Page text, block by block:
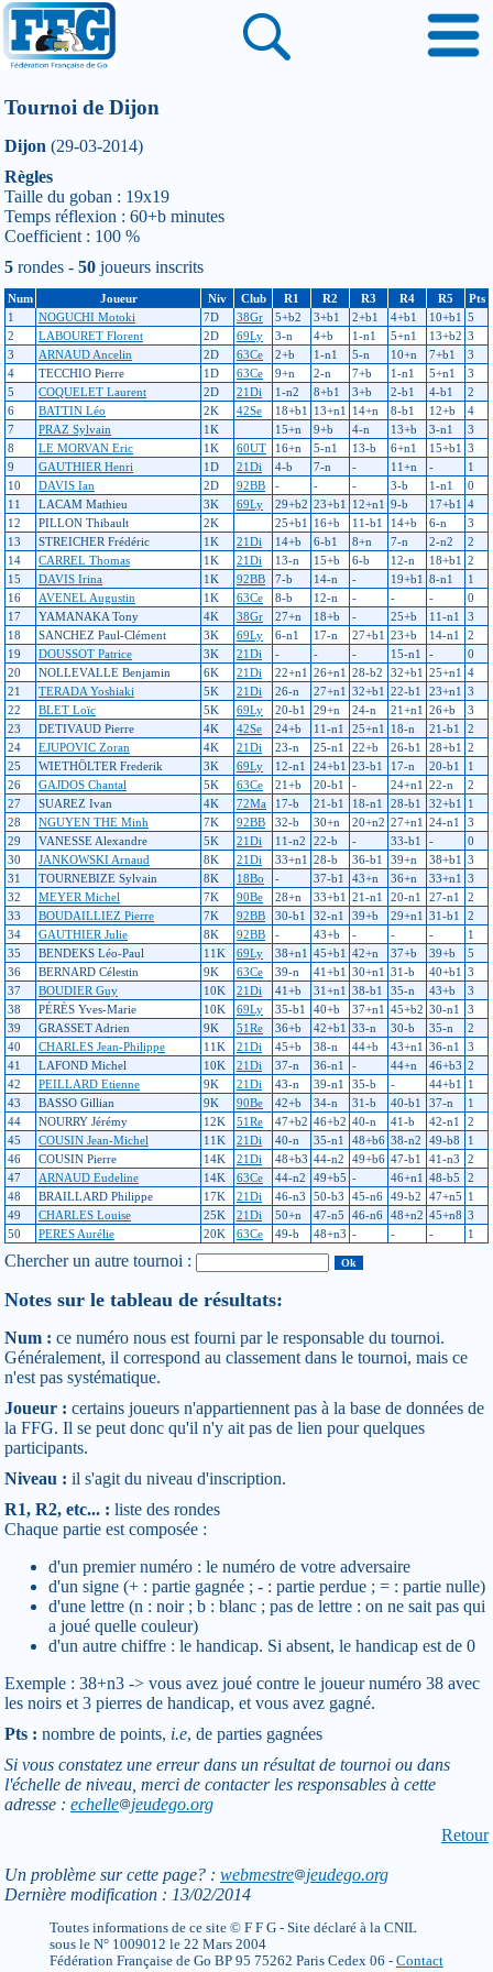
Tournoi de Dijon
Dijon (29-03-2014)
Règles
Taille du goban : 19x19
Temps réflexion : 60+b minutes
Coefficient : 100 %
5 rondes - 50 joueurs inscrits
Num Joueur Niv Club R1 R2 R3 R4 R5
Pts
1
NOGUCHI Motoki 7D 38Gr 5+b2 3+b1 2+b1 4+b1 10+b1 5
2
LABOURET Florent 2D 69Ly 3-n 4+b 1-n1 5+n1 13+b2 3
3
ARNAUD Ancelin 2D 63Ce 2+b 1-n1 5-n 10+n 7+b1
3
4
TECCHIO Pierre 1D 63Ce 9+n 2-n 7+b 1-n1 5+n1
3
5
COQUELET Laurent 2D 21Di 1-n2 8+b1 3+b 2-b1 4-b1
2
6
BATTIN Léo 2K 42Se 18+b1 13+n1 14+n 8-b1 12+b
4
7
PRAZ Sylvain 1K 15+n 9+b 4-n 13+b 3-n1
3
8
LE MORVAN Eric 1K 60UT 16+n 5-n1 13-b 6+n1 15+b1 3
9
GAUTHIER Henri 1D 21Di 4-b 7-n - 11+n -
1
10
DAVIS Ian 2D 92BB - - - 3-b 1-n1
0
11
LACAM Mathieu 3K 69Ly 29+b2 23+b1 12+n1 9-b 17+b1 4
12
PILLON Thibault 2K 25+b1 16+b 11-b1 14+b 6-n
3
13
STREICHER Frédéric 1K 21Di 14+b 6-b1 8+n 7-n 2-n2
2
14
CARREL Thomas 1K 21Di 13-n 15+b 6-b 12-n 18+b1 2
15
DAVIS Irina 1K 92BB 7-b 14-n - 19+b1 8-n1
1
16
AVENEL Augustin 1K 63Ce 8-b 12-n - - -
0
17
YAMANAKA Tony 4K 38Gr 27+n 18+b - 25+b 11-n1
3
18
SANCHEZ Paul-Clément 3K 69Ly 6-n1 17-n 27+b1 23+b 14-n1
2
19
DOUSSOT Patrice 3K 21Di - - - 15-n1 -
0
20
NOLLEVALLE Benjamin 6K 21Di 22+n1 26+n1 28-b2 32+b1 25+n1 4
21
TERADA Yoshiaki 5K 21Di 26-n 27+n1 32+b1 22-b1 23+n1 3
22
BLET Loïc 5K 69Ly 20-b1 29+n 24-n 21+n1 26+b
3
23
DETIVAUD Pierre 4K 42Se 24+b 11-n1 25+n1 18-n 21-b1
2
24
EJUPOVIC Zoran 4K 21Di 23-n 25-n1 22+b 26-b1 28+b1 2
25
WIETHÖLTER Frederik 3K 69Ly 12-n1 24+b1 23-b1 17-n 20-b1
1
26
GAJDOS Chantal 5K 63Ce 21+b 20-b1 - 24+n1 22-n
2
27
SUAREZ Ivan 4K 72Ma 17-b 21-b1 18-n1 28-b1 32+b1
1
28
NGUYEN THE Minh 7K 92BB 32-b 30+n 20+n2 27+n1 24-n1
3
29
VANESSE Alexandre 5K 21Di 11-n2 22-b - 33-b1 -
0
30
JANKOWSKI Arnaud 8K 21Di 33+n1 28-b 36-b1 39+n 38+b1 3
31
TOURNEBIZE Sylvain 8K 18Bo - 37-b1 43+n 36+n 33+n1 3
32
MEYER Michel 7K 90Be 28+n 33+b1 21-n1 20-n1 27-n1
2
33
BOUDAILLIEZ Pierre 7K 92BB 30-b1 32-n1 39+b 29+n1 31-b1
2
34
GAUTHIER Julie 8K 92BB - 43+b - - -
1
35
BENDEKS Léo-Paul 11K 69Ly 38+n1 45+b1 42+n 37+b 39+b
5
36
BERNARD Célestin 9K 63Ce 39-n 41+b1 30+n1 31-b 40+b1 3
37
BOUDIER Guy 10K 21Di 41+b 31+n1 38-b1 35-n 43+b
3
38
PÉRÈS Yves-Marie 10K 69Ly 35-b1 40+b 37+n1 45+b2 30-n1
3
39
GRASSET Adrien 9K 51Re 36+b 42+b1 33-n 30-b 35-n
2
40
CHARLES Jean-Philippe 11K 21Di 45+b 38-n 44+b 43+n1 36-n1
3
41
LAFOND Michel 10K 21Di 37-n 36-n1 - 44+n 46+b3 2
42
PEILLARD Etienne 9K 21Di 43-n 39-n1 35-b - 44+b1
1
43
BASSO Gillian 9K 90Be 42+b 34-n 31-b 40-b1 37-n
1
44
NOURRY Jérémy 12K 51Re 47+b2 46+b2 40-n 41-b 42-n1
2
45
COUSIN Jean-Michel 11K 21Di 40-n 35-n1 48+b6 38-n2 49-b8
1
46
COUSIN Pierre 14K 21Di 48+b3 44-n2 49+b6 47-b1 41-n3
2
47
ARNAUD Eudeline 14K 63Ce 44-n2 49+b5 - 46+n1 48-b5
2
48
BRAILLARD Philippe 17K 21Di 46-n3 50-b3 45-n6 49-b2 47+n5 1
49
CHARLES Louise 25K 21Di 50+n 47-n5 46-n6 48+n2 45+n8 3
50
PERES Aurélie 20K 63Ce 49-b 48+n3 - - - 1
Chercher un autre tournoi :
Notes sur le tableau de résultats:
Num : ce numéro nous est fourni par le responsable du tournoi.
Généralement, il correspond au classement dans le tournoi, mais ce
n'est pas systématique.
Joueur : certains joueurs n'appartiennent pas à la base de données de
la FFG. Il se peut donc qu'il n'y ait pas de lien pour quelques
participants.
Niveau : il s'agit du niveau d'inscription.
R1, R2, etc... : liste des rondes
Chaque partie est composée :
d'un premier numéro : le numéro de votre adversaire
d'un signe (+ : partie gagnée ; - : partie perdue ; = : partie nulle)
d'une lettre (n : noir ; b : blanc ; pas de lettre : on ne sait pas qui
a joué quelle couleur)
d'un autre chiffre : le handicap. Si absent, le handicap est de 0
Exemple : 38+n3 -> vous avez joué contre le joueur numéro 38 avec
les noirs et 3 pierres de handicap, et vous avez gagné.
Pts : nombre de points, i.e, de parties gagnées
Si vous constatez une erreur dans un résultat de tournoi ou dans
l'échelle de niveau, merci de contacter les responsables à cette
adresse : echelle
jeudego.org
Retour
Un problème sur cette page? : webmestre
jeudego.org
Dernière modification : 13/02/2014
Toutes informations de ce site © F F G - Site déclaré à la CNIL
sous le N° 1009012 le 22 Mars 2004
Fédération Française de Go BP 95 75262 Paris Cedex 06 - Contact